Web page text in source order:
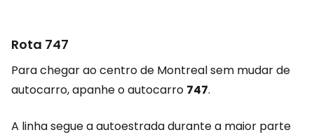
Rota 747
Para chegar ao centro de Montreal sem mudar de
autocarro, apanhe o autocarro 747.
A linha segue a autoestrada durante a maior parte